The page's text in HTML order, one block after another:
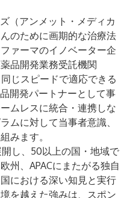
（アンメット・メディカ
のために画期的な治療法
ァーマのイノベーター企
品開発業務受託機関
じスピードで適応できる
開発パートナーとして事
ムレスに統合・連携しな
ムに対して当事者意識、
みます。
し、50以上の国・地域で
州、APACにまたがる独自
における深い知見と実行
を越えた強みは、スポン